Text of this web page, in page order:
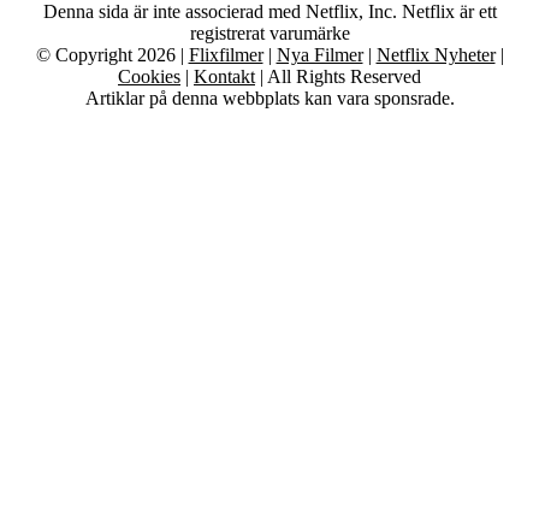
Denna sida är inte associerad med Netflix, Inc. Netflix är ett
registrerat varumärke
© Copyright 2026 | Flixfilmer| Nya Filmer| Netflix Nyheter|
Cookies | Kontakt | All Rights Reserved
Artiklar på denna webbplats kan vara sponsrade.